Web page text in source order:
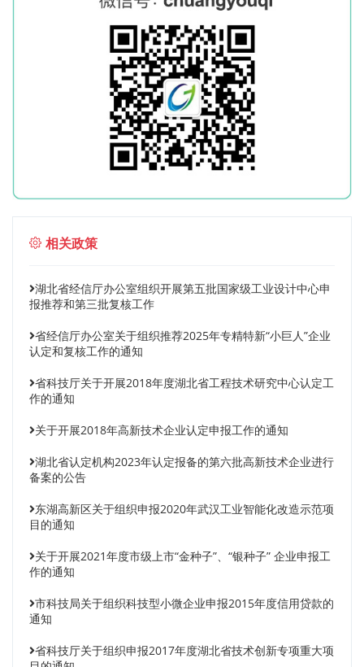
相关政策
湖北省经信厅办公室组织开展第五批国家级工业设计中心申
报推荐和第三批复核工作
省经信厅办公室关于组织推荐2025年专精特新“小巨人”企业
认定和复核工作的通知
省科技厅关于开展2018年度湖北省工程技术研究中心认定工
作的通知
关于开展2018年高新技术企业认定申报工作的通知
湖北省认定机构2023年认定报备的第六批高新技术企业进行
备案的公告
东湖高新区关于组织申报2020年武汉工业智能化改造示范项
目的通知
关于开展2021年度市级上市“金种子”、“银种子” 企业申报工
作的通知
市科技局关于组织科技型小微企业申报2015年度信用贷款的
通知
省科技厅关于组织申报2017年度湖北省技术创新专项重大项